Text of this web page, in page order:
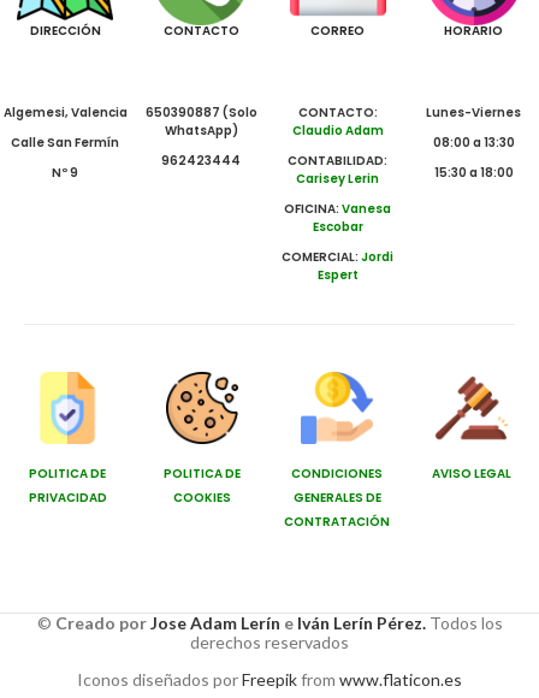
DIRECCIÓN
Algemesi, Valencia
Calle San Fermín
Nº 9
CONTACTO
650390887 (Solo
WhatsApp)
962423444
CORREO
CONTACTO:
Claudio Adam
CONTABILIDAD:
Carisey Lerin
OFICINA:Vanesa
Escobar
COMERCIAL:Jordi
Espert
HORARIO
Lunes-Viernes
08:00 a 13:30
15:30 a 18:00
POLITICA DE
PRIVACIDAD
POLITICA DE
COOKIES
CONDICIONES
GENERALES DE
CONTRATACIÓN
AVISO LEGAL
© Creado porJose Adam Lerín e Iván Lerín Pérez.Todos los
derechos reservados
Iconos diseñados porFreepikfrom www.flaticon.es